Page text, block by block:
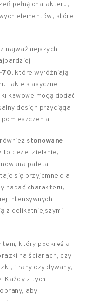
pełną charakteru,
elementów, które
najważniejszych
70, które wyróżniają
Takie klasyczne
kawowe mogą dodać
design przyciąga
stonowane
to beże, zielenie,
paleta
się przyjemne dla
nadać charakteru,
intensywnych
z delikatniejszymi
który podkreśla
na ścianach, czy
firany czy dywany,
Każdy z tych
aby